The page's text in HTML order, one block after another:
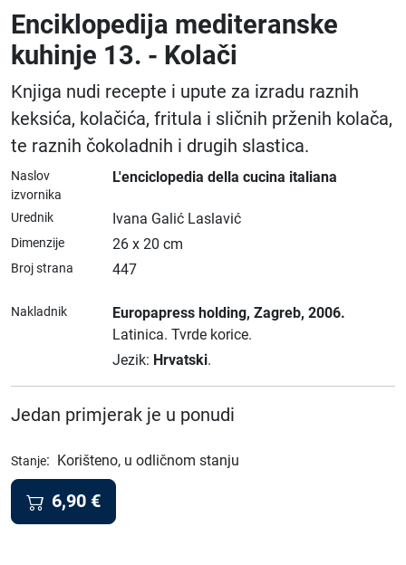
Enciklopedija mediteranske
kuhinje 13. - Kolači
Knjiga nudi recepte i upute za izradu raznih
keksića, kolačića, fritula i sličnih prženih kolača,
te raznih čokoladnih i drugih slastica.
Naslov
izvornika
L'enciclopedia della cucina italiana
Urednik Ivana Galić Laslavić
Dimenzije 26 x 20 cm
Broj strana 447
Nakladnik Europapress holding, Zagreb, 2006.
Latinica. Tvrde korice.
Jezik: Hrvatski.
Jedan primjerak je u ponudi
Stanje: Korišteno, u odličnom stanju
6,90 €